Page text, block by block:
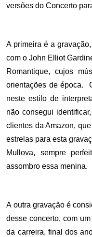
versões do Concerto
A primeira é a
com o John Elliot
Romantique, cujos
orientações de época.
neste estilo de
não consegui
clientes da Amazon,
estrelas para esta
Mullova, sempre
assombro essa menina.
A outra gravação é
desse concerto, com
da carreira, final dos